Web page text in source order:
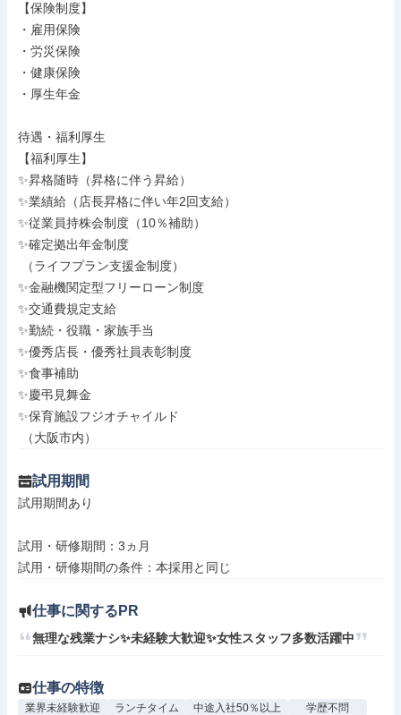
【保険制度】
・雇用保険
・労災保険
・健康保険
・厚生年金
待遇・福利厚生
【福利厚生】
✨昇格随時（昇格に伴う昇給）
✨業績給（店長昇格に伴い年2回支給）
✨従業員持株会制度（10％補助）
✨確定拠出年金制度
✨金融機関定型フリーローン制度
✨交通費規定支給
✨勤続・役職・家族手当
✨優秀店長・優秀社員表彰制度
✨食事補助
✨慶弔見舞金
✨保育施設フジオチャイルド
（大阪市内）
試用期間
試用期間あり
試用・研修期間：3ヵ月
仕事に関するPR
無理な残業ナシ✨未経験大歓迎✨女性スタッフ多数活躍中
仕事の特徴
業界未経験歓迎 ランチタイム 中途入社50％以上
学歴不問